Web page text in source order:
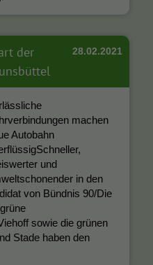
28.02.2021
der
machen
Autobahn
und
in den
von Bündnis 90/Die
sowie die grünen
Stade haben den